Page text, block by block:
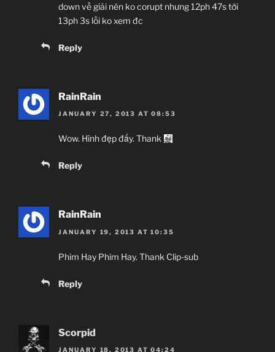
down về giải nén ko corupt nhưng 12ph 47s tới
13ph 3s lỗi ko xem đc
Reply
RainRain
JANUARY 27, 2013 AT 08:53
Wow. Hình đẹp đấy. Thank
Reply
RainRain
JANUARY 19, 2013 AT 10:35
Phim Hay Phim Hay. Thank Clip-sub
Reply
Scorpid
JANUARY 18, 2013 AT 04:24